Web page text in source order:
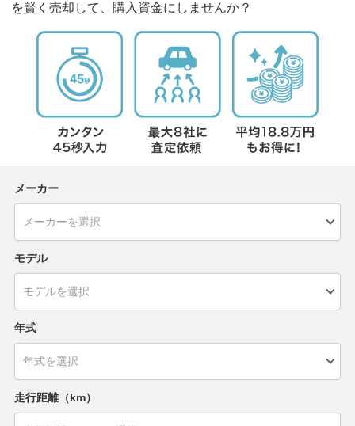
を賢く売却して、購入資金にしませんか？
メーカー
モデル
年式
走行距離（km）